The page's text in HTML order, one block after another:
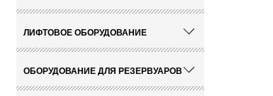
ЛИФТОВОЕ ОБОРУДОВАНИЕ
ОБОРУДОВАНИЕ ДЛЯ РЕЗЕРВУАРОВ